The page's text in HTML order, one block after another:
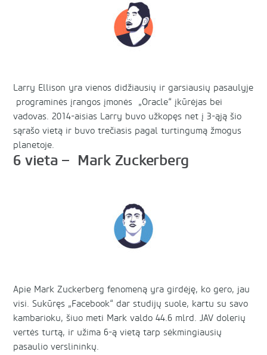
Larry Ellison yra vienos didžiausių ir garsiausių pasaulyje
programinės įrangos įmonės „Oracle“ įkūrėjas bei
vadovas. 2014-aisias Larry buvo užkopęs net į 3-ąją šio
sąrašo vietą ir buvo trečiasis pagal turtingumą žmogus
planetoje.
6 vieta – Mark Zuckerberg
Apie Mark Zuckerberg fenomeną yra girdėję, ko gero, jau
visi. Sukūręs „Facebook“ dar studijų suole, kartu su savo
kambarioku, šiuo meti Mark valdo 44.6 mlrd. JAV dolerių
vertės turtą, ir užima 6-ą vietą tarp sėkmingiausių
pasaulio verslininkų.